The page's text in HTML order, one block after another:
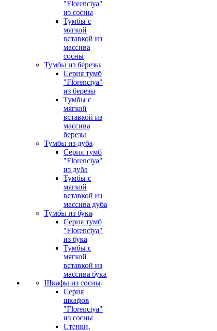
"Florenciya"
из сосны
Тумбы с
мягкой
вставкой из
массива
сосны
Тумбы из березы
Серия тумб
"Florenciya"
из березы
Тумбы с
мягкой
вставкой из
массива
березы
Тумбы из дуба
Серия тумб
"Florenciya"
из дуба
Тумбы с
мягкой
вставкой из
массива дуба
Тумбы из бука
Серия тумб
"Florenciya"
из бука
Тумбы с
мягкой
вставкой из
массива бука
Шкафы из сосны
Серия
шкафов
"Florenciya"
из сосны
Стенки,